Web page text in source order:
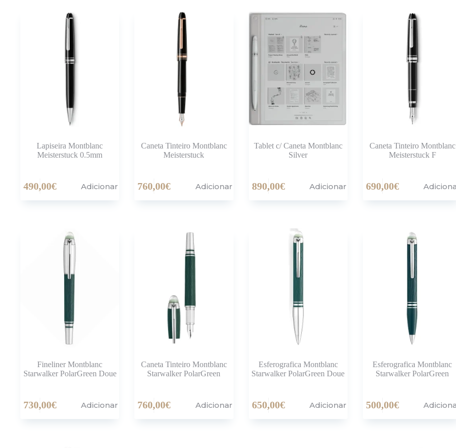
Lapiseira Montblanc
Meisterstuck 0.5mm
490,00€ Adicionar
Caneta Tinteiro Montblanc
Meisterstuck
760,00€ Adicionar
Tablet c/ Caneta Montblanc
Silver
890,00€ Adicionar
Caneta Tinteiro Montblanc
Meisterstuck F
690,00€
Fineliner Montblanc
Starwalker PolarGreen Doue
730,00€ Adicionar
Caneta Tinteiro Montblanc
Starwalker PolarGreen
760,00€ Adicionar
Esferografica Montblanc
Starwalker PolarGreen Doue
650,00€ Adicionar
Esferografica Montblanc
Starwalker PolarGreen
500,00€